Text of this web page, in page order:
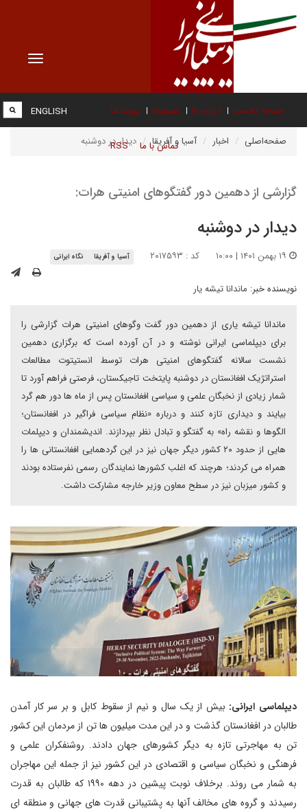
Toggle
صفحه نخست درباره ما عضویت پیوند ها
تماس با ما RSS
ENGLISH
صفحه‌اصلی اخبار آسیا و آفریقا دیدار در دوشنبه
گزارشی از دهمین دور گفتگوهای امنیتی هرات:
دیدار در دوشنبه
کد : ۲۰۱۷۵۹۳ آسیا و آفریقا نگاه ایرانی
نویسنده خبر: ماندانا تیشه یار
ماندانا تیشه یاری از دهمین دور گفت وگوهای امنیتی هرات گزارشی را
برای دیپلماسی ایرانی نوشته و در آن آورده است که برگزاری دهمین
نشست سالانه گفتگوهای امنیتی هرات توسط انستیتوت مطالعات
استراتژیک افغانستان در دوشنبه پایتخت تاجیکستان، فرصتی فراهم آورد تا
شمار زیادی از نخبگان علمی و سیاسی افغانستان پس از ماه ها دور هم گرد
بیایند و دیداری تازه کنند و درباره «نظام سیاسی فراگیر در افغانستان؛
الگوها و نقشه راه» به گفتگو و تبادل نظر بپردازند. اندیشمندان و دیپلمات
هایی از حدود ۲۰ کشور دیگر جهان نیز در این گردهمایی افغانستانی ها را
همراه می کردند؛ هرچند که اغلب کشورها نمایندگان رسمی نفرستاده بودند
و کشور میزبان نیز در سطح معاون وزیر خارجه مشارکت داشت.
دیپلماسی ایرانی: بیش از یک سال و نیم از سقوط کابل و بر سر کار آمدن
طالبان در افغانستان گذشت و در این مدت میلیون ها تن از مردمان این کشور
تن به مهاجرتی تازه به دیگر کشورهای جهان دادند. روشنفکران علمی و
فرهنگی و نخبگان سیاسی و اقتصادی در این کشور نیز از جمله این مهاجران
به شمار می روند. برخلاف نوبت پیشین در دهه ۱۹۹۰ که طالبان به قدرت
رسیدند و گروه های مخالف آنها به پشتیبانی قدرت های جهانی و منطقه ای